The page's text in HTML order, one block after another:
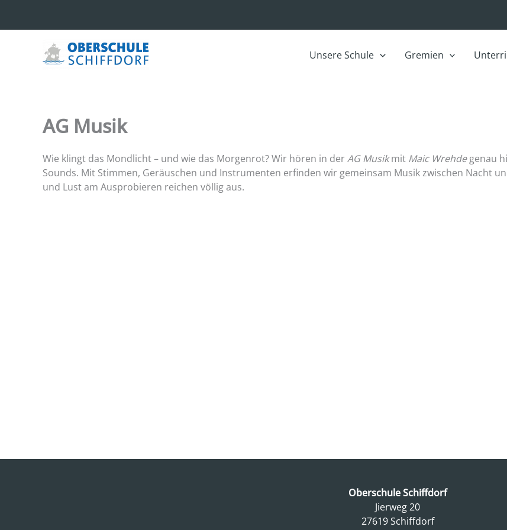
Unsere Schule Gremien
AG Musik
Wie klingt das Mondlicht – und wie das Morgenrot? Wir hören in derAG Musikmit Maic Wrehdegenau
Sounds. Mit Stimmen, Geräuschen und Instrumenten erfinden wir gemeinsam Musik zwischen Nacht
und Lust am Ausprobieren reichen völlig aus.
Oberschule Schiffdorf
Jierweg 20
27619 Schiffdorf